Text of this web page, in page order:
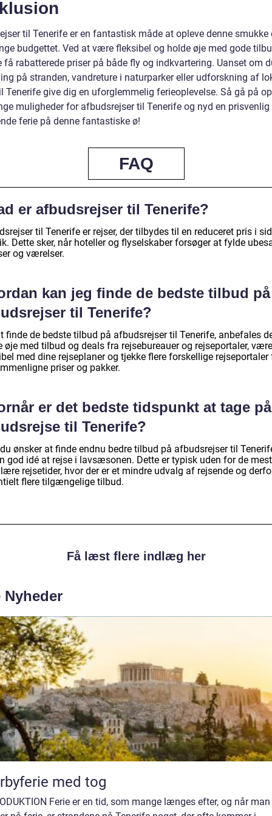
til Tenerife er en fantastisk måde at opleve denne smukke
budgettet. Ved at være fleksibel og holde øje med gode
få rabatterede priser på både fly og indkvartering. Uanset om
på stranden, vandreture i naturparker eller udforskning af
Tenerife give dig en uforglemmelig ferieoplevelse. Så gå på
muligheder for afbudsrejser til Tenerife og nyd en prisvenlig
ferie på denne fantastiske ø!
FAQ
er afbudsrejser til Tenerife?
til Tenerife er rejser, der tilbydes til en reduceret pris i
Dette sker, når hoteller og flyselskaber forsøger at fylde
og værelser.
kan jeg finde de bedste tilbud på
til Tenerife?
finde de bedste tilbud på afbudsrejser til Tenerife, anbefales
øje med tilbud og deals fra rejsebureauer og rejseportaler, være
med dine rejseplaner og tjekke flere forskellige rejseportaler
priser og pakker.
er det bedste tidspunkt at tage på
til Tenerife?
ønsker at finde endnu bedre tilbud på afbudsrejser til
god idé at rejse i lavsæsonen. Dette er typisk uden for de mest
rejsetider, hvor der er et mindre udvalg af rejsende og
flere tilgængelige tilbud.
Få læst flere indlæg her
Nyheder
med tog
Ferie er en tid, som mange længes efter, og når man